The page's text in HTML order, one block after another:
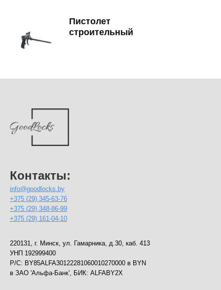
Пистолет
строительный
Контакты:
info@goodlocks.by
+375 (29) 345-63-76
+375 (29) 348-86-99
+375 (29) 161-04-10
220131, г. Минск, ул. Гамарника, д.30, каб. 413
УНП ‎192999400
Р/С: BY85ALFA30122281060010270000 в BYN
в ЗАО 'Альфа-Банк', БИК: ALFABY2X